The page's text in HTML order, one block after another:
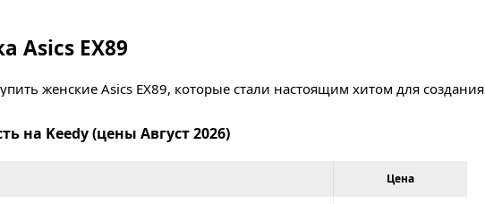
Asics EX89
женские Asics EX89, которые стали настоящим хитом для создания
силуэт. Эти кроссовки идеально сочетаются с денимом и
при длительном передвижении по Львову или Днепру.
на Keedy (цены Август 2026)
Цена